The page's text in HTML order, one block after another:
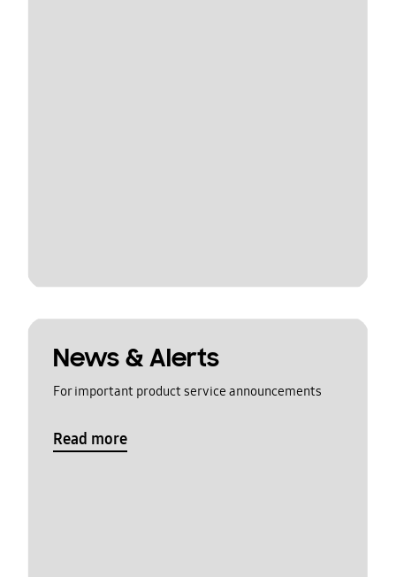
News & Alerts
For important product service announcements
Read more